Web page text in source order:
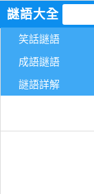
謎語大全
笑話謎語
成語謎語
謎語詳解